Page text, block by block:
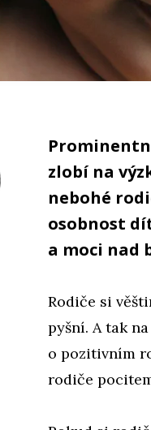
zlobí na
nebohé
osobnost
a moci nad
Rodiče si
pyšní. A tak
o pozitivním
rodiče